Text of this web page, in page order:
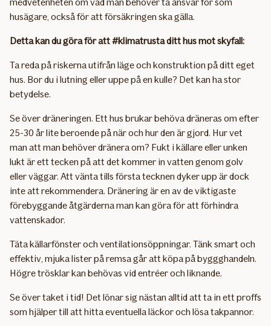
husägare, också för att försäkringen ska gälla.
Detta kan du göra för att #klimatrusta ditt hus mot skyfall:
Ta reda på riskerna utifrån läge och konstruktion på ditt eget
hus. Bor du i lutning eller uppe på en kulle? Det kan ha stor
betydelse.
Se över dräneringen. Ett hus brukar behöva dräneras om efter
25-30 år lite beroende på när och hur den är gjord. Hur vet
man att man behöver dränera om? Fukt i källare eller unken
lukt är ett tecken på att det kommer in vatten genom golv
eller väggar. Att vänta tills första tecknen dyker upp är dock
inte att rekommendera. Dränering är en av de viktigaste
förebyggande åtgärderna man kan göra för att förhindra
vattenskador.
Täta källarfönster och ventilationsöppningar. Tänk smart och
effektiv, mjuka lister på remsa går att köpa på byggghandeln.
Högre trösklar kan behövas vid entréer och liknande.
Se över taket i tid! Det lönar sig nästan alltid att ta in ett proffs
som hjälper till att hitta eventuella läckor och lösa takpannor.